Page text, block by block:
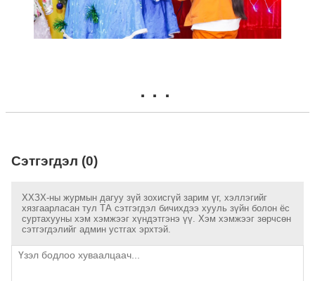
Сэтгэгдэл (0)
ХХЗХ-ны журмын дагуу зүй зохисгүй зарим үг, хэллэгийг
хязгаарласан тул ТА сэтгэгдэл бичихдээ хууль зүйн болон ёс
суртахууны хэм хэмжээг хүндэтгэнэ үү. Хэм хэмжээг зөрчсөн
сэтгэгдэлийг админ устгах эрхтэй.